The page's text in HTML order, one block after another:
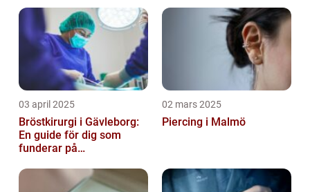
03 april 2025
Bröstkirurgi i Gävleborg:
En guide för dig som
funderar på
02 mars 2025
Piercing i Malmö